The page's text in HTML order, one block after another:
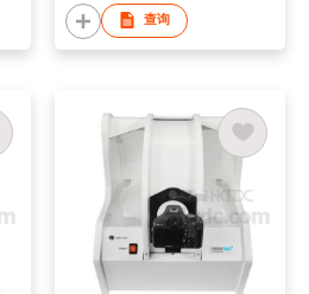
查询